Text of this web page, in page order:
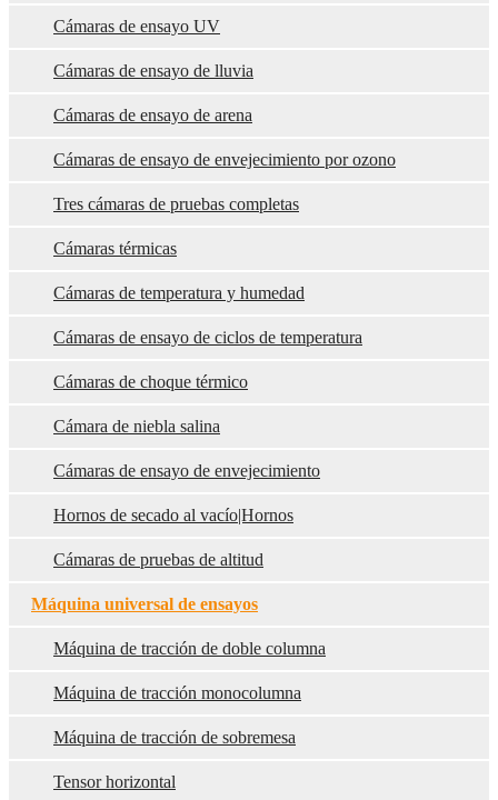
Cámaras de ensayo UV
Cámaras de ensayo de lluvia
Cámaras de ensayo de arena
Cámaras de ensayo de envejecimiento por ozono
Tres cámaras de pruebas completas
Cámaras térmicas
Cámaras de temperatura y humedad
Cámaras de ensayo de ciclos de temperatura
Cámaras de choque térmico
Cámara de niebla salina
Cámaras de ensayo de envejecimiento
Hornos de secado al vacío|Hornos
Cámaras de pruebas de altitud
Máquina universal de ensayos
Máquina de tracción de doble columna
Máquina de tracción monocolumna
Máquina de tracción de sobremesa
Tensor horizontal